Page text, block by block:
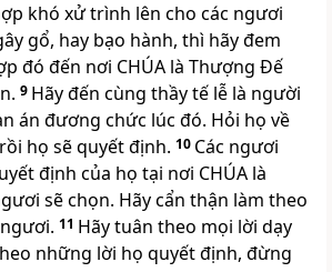
khó xử trình lên cho các ngươi
gổ, hay bạo hành, thì hãy đem
đó đến nơi CHÚA là Thượng Đế
9 Hãy đến cùng thầy tế lễ là người
án đương chức lúc đó. Hỏi họ về
họ sẽ quyết định. 10 Các ngươi
định của họ tại nơi CHÚA là
sẽ chọn. Hãy cẩn thận làm theo
11 Hãy tuân theo mọi lời dạy
những lời họ quyết định, đừng